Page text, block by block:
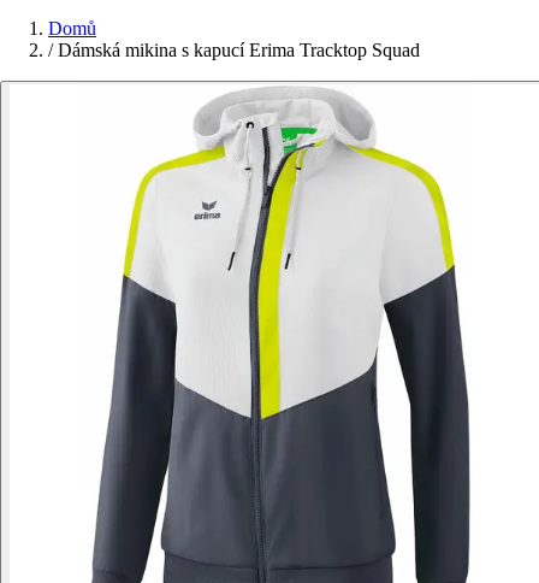
Domů
/ Dámská mikina s kapucí Erima Tracktop Squad